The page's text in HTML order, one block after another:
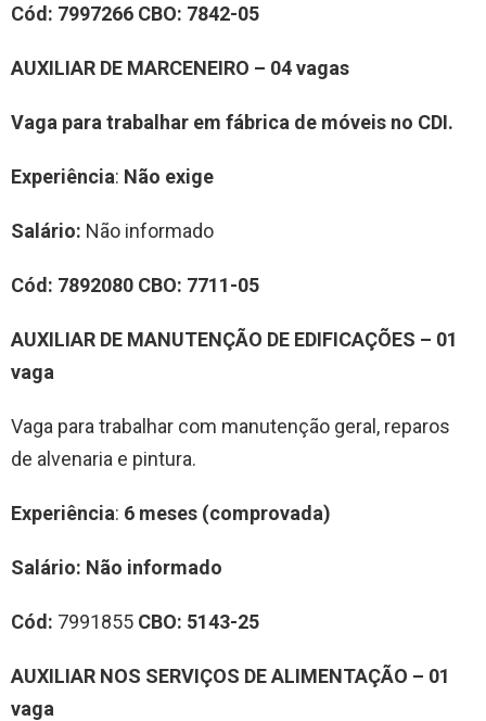
Cód: 7997266 CBO: 7842-05
AUXILIAR DE MARCENEIRO – 04 vagas
Vaga para trabalhar em fábrica de móveis no CDI.
Experiência: Não exige
Salário: Não informado
Cód: 7892080 CBO: 7711-05
AUXILIAR DE MANUTENÇÃO DE EDIFICAÇÕES – 01
vaga
Vaga para trabalhar com manutenção geral, reparos
de alvenaria e pintura.
Experiência: 6 meses (comprovada)
Salário: Não informado
Cód: 7991855 CBO: 5143-25
AUXILIAR NOS SERVIÇOS DE ALIMENTAÇÃO – 01
vaga